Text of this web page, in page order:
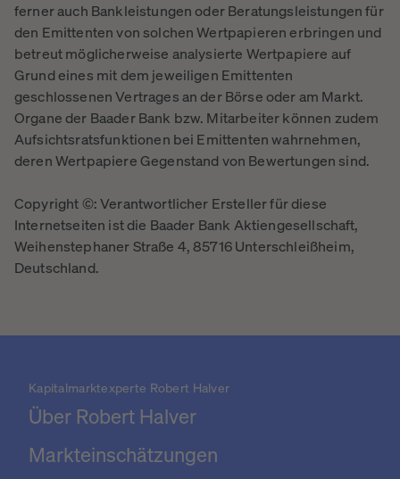
ferner auch Bankleistungen oder Beratungsleistungen für
den Emittenten von solchen Wertpapieren erbringen und
betreut möglicherweise analysierte Wertpapiere auf
Grund eines mit dem jeweiligen Emittenten
geschlossenen Vertrages an der Börse oder am Markt.
Organe der Baader Bank bzw. Mitarbeiter können zudem
Aufsichtsratsfunktionen bei Emittenten wahrnehmen,
deren Wertpapiere Gegenstand von Bewertungen sind.
Copyright ©: Verantwortlicher Ersteller für diese
Internetseiten ist die Baader Bank Aktiengesellschaft,
Weihenstephaner Straße 4, 85716 Unterschleißheim,
Deutschland.
Kapitalmarktexperte Robert Halver
Über Robert Halver
Markteinschätzungen